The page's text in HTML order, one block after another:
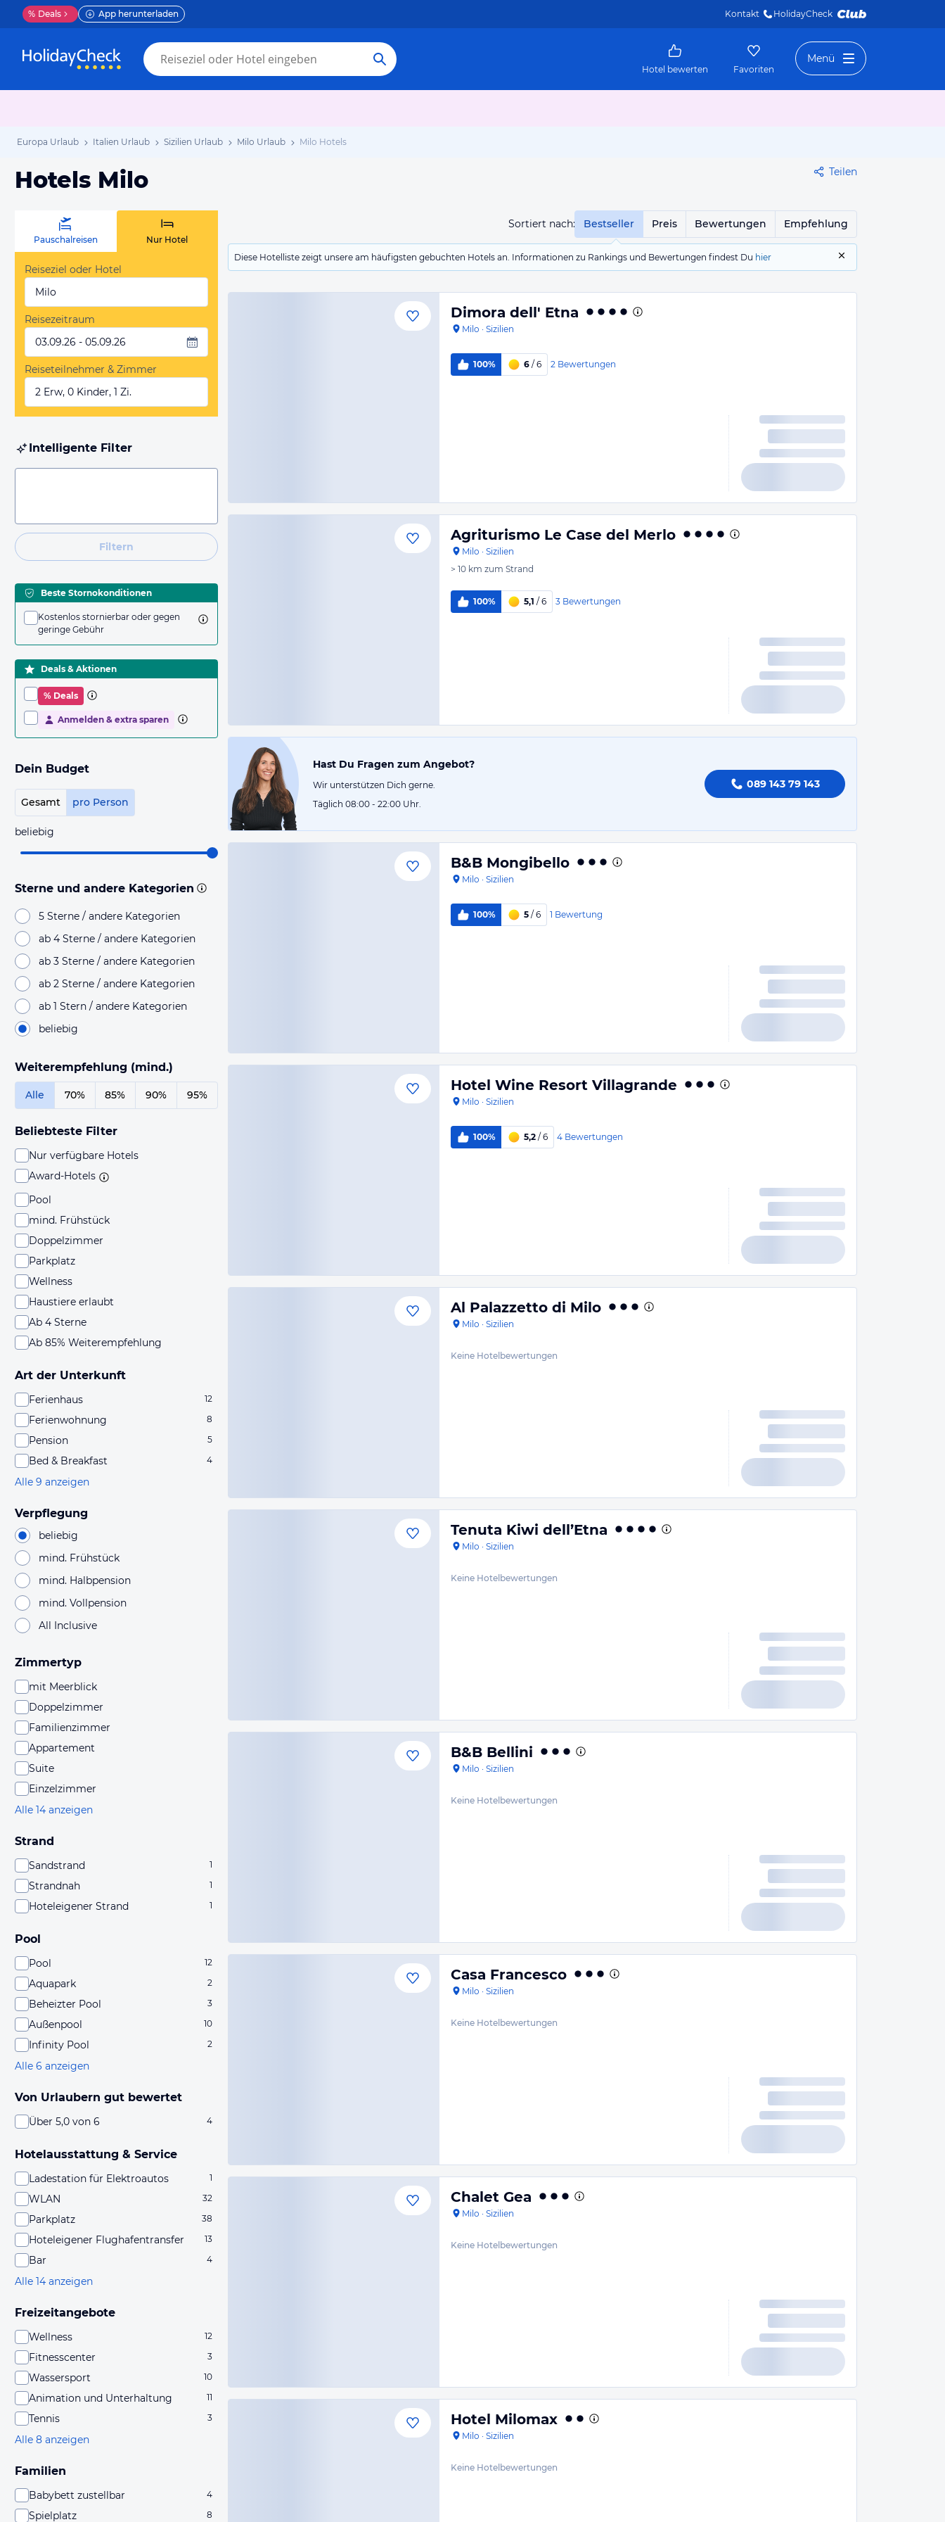
% Deals App herunterladen Kontakt HolidayCheck
Hotel bewerten Favoriten
Menü
Europa Urlaub Italien Urlaub Sizilien Urlaub Milo Urlaub Milo Hotels
Hotels Milo Teilen
Sortiert nach: Bestseller Preis Bewertungen Empfehlung
Diese Hotelliste zeigt unsere am häufigsten gebuchten Hotels an. Informationen zu Rankings und Bewertungen findest Du hier
Pauschalreisen Nur Hotel
Reiseziel oder Hotel
Milo
Reisezeitraum
03.09.26 - 05.09.26
Reiseteilnehmer & Zimmer
2 Erw, 0 Kinder, 1 Zi.
Intelligente Filter
Filtern
Beste Stornokonditionen
Kostenlos stornierbar oder gegen
geringe Gebühr
Deals & Aktionen
% Deals
Anmelden & extra sparen
Dein Budget
Gesamt pro Person
beliebig
Sterne und andere Kategorien
5 Sterne / andere Kategorien
ab 4 Sterne / andere Kategorien
ab 3 Sterne / andere Kategorien
ab 2 Sterne / andere Kategorien
ab 1 Stern / andere Kategorien
beliebig
Weiterempfehlung (mind.)
Alle 70% 85% 90% 95%
Beliebteste Filter
Nur verfügbare Hotels
Award-Hotels
Pool
mind. Frühstück
Doppelzimmer
Parkplatz
Wellness
Haustiere erlaubt
Ab 4 Sterne
Ab 85% Weiterempfehlung
Art der Unterkunft
Ferienhaus 12
Ferienwohnung 8
Pension 5
Bed & Breakfast 4
Alle 9 anzeigen
Verpflegung
beliebig
mind. Frühstück
mind. Halbpension
mind. Vollpension
All Inclusive
Zimmertyp
mit Meerblick
Doppelzimmer
Familienzimmer
Appartement
Suite
Einzelzimmer
Alle 14 anzeigen
Strand
Sandstrand 1
Strandnah 1
Hoteleigener Strand 1
Pool
Pool 12
Aquapark 2
Beheizter Pool 3
Außenpool 10
Infinity Pool 2
Alle 6 anzeigen
Von Urlaubern gut bewertet
Über 5,0 von 6 4
Hotelausstattung & Service
Ladestation für Elektroautos 1
WLAN 32
Parkplatz 38
Hoteleigener Flughafentransfer 13
Bar 4
Alle 14 anzeigen
Freizeitangebote
Wellness 12
Fitnesscenter 3
Wassersport 10
Animation und Unterhaltung 11
Tennis 3
Alle 8 anzeigen
Familien
Babybett zustellbar 4
Spielplatz 8
Dimora dell' Etna
Milo · Sizilien
100% 6 / 6 2 Bewertungen
Agriturismo Le Case del Merlo
Milo · Sizilien
> 10 km zum Strand
100% 5,1 / 6 3 Bewertungen
Hast Du Fragen zum Angebot?
Wir unterstützen Dich gerne.
Täglich 08:00 - 22:00 Uhr.
089 143 79 143
B&B Mongibello
Milo · Sizilien
100% 5 / 6 1 Bewertung
Hotel Wine Resort Villagrande
Milo · Sizilien
100% 5,2 / 6 4 Bewertungen
Al Palazzetto di Milo
Milo · Sizilien
Keine Hotelbewertungen
Tenuta Kiwi dell’Etna
Milo · Sizilien
Keine Hotelbewertungen
B&B Bellini
Milo · Sizilien
Keine Hotelbewertungen
Casa Francesco
Milo · Sizilien
Keine Hotelbewertungen
Chalet Gea
Milo · Sizilien
Keine Hotelbewertungen
Hotel Milomax
Milo · Sizilien
Keine Hotelbewertungen